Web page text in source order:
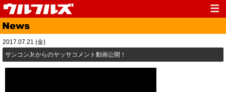
Top
Media Live
Profile Discography
2017.07.21 (金)
サンコンJr.からのヤッサコメント動画公開！